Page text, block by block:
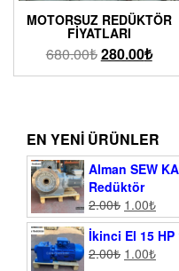
MOTORSUZ REDÜKTÖR
FIYATLARI
680.00₺280.00₺
EN YENI ÜRÜNLER
Alman SEW
Redüktör
2.00₺ 1.00₺
İkinci El 15 HP
2.00₺ 1.00₺